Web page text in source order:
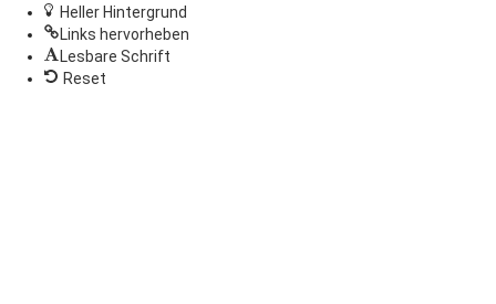
Heller Hintergrund
Links hervorheben
Lesbare Schrift
Reset